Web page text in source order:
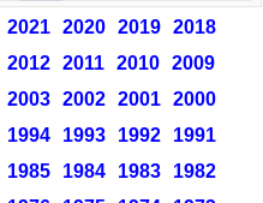
2021 2020 2019 2018
2012 2011 2010 2009
2003 2002 2001 2000
1994 1993 1992
1991
1985 1984 1983
1982